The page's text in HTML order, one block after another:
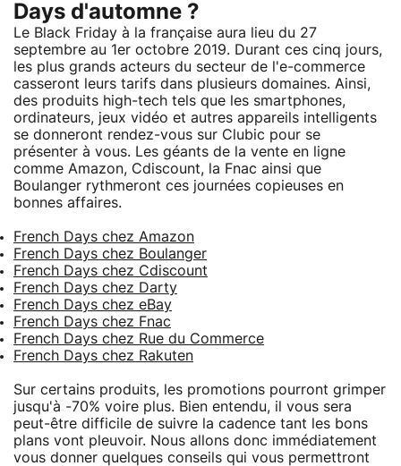
Days d'automne ?
Le Black Friday à la française aura lieu du 27
septembre au 1er octobre 2019. Durant ces cinq jours,
les plus grands acteurs du secteur de l'e-commerce
casseront leurs tarifs dans plusieurs domaines. Ainsi,
des produits high-tech tels que les smartphones,
ordinateurs, jeux vidéo et autres appareils intelligents
se donneront rendez-vous sur Clubic pour se
présenter à vous. Les géants de la vente en ligne
comme Amazon, Cdiscount, la Fnac ainsi que
Boulanger rythmeront ces journées copieuses en
bonnes affaires.
French Days chez Amazon
French Days chez Boulanger
French Days chez Cdiscount
French Days chez Darty
French Days chez eBay
French Days chez Fnac
French Days chez Rue du Commerce
French Days chez Rakuten
Sur certains produits, les promotions pourront grimper
jusqu'à -70% voire plus. Bien entendu, il vous sera
peut-être difficile de suivre la cadence tant les bons
plans vont pleuvoir. Nous allons donc immédiatement
vous donner quelques conseils qui vous permettront